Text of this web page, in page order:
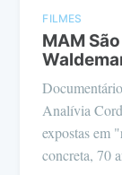
FILMES
MAM
Analívia
expostas em
concreta, 70